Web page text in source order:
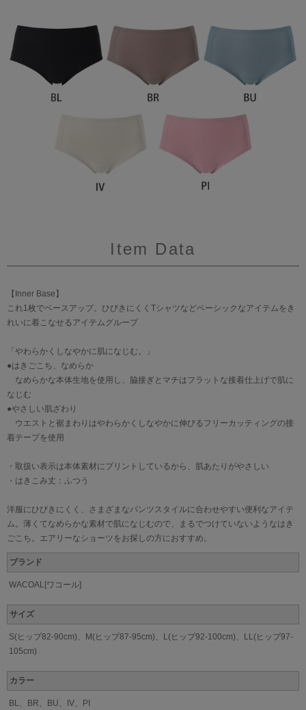
Item Data
【Inner Base】
これ1枚でベースアップ。ひびきにくくTシャツなどベーシックなアイテムをき
れいに着こなせるアイテムグループ
「やわらかくしなやかに肌になじむ。」
●はきごこち、なめらか
なめらかな本体生地を使用し、脇接ぎとマチはフラットな接着仕上げで肌に
なじむ
●やさしい肌ざわり
ウエストと裾まわりはやわらかくしなやかに伸びるフリーカッティングの接
着テープを使用
・取扱い表示は本体素材にプリントしているから、肌あたりがやさしい
・はきこみ丈：ふつう
洋服にひびきにくく、さまざまなパンツスタイルに合わせやすい便利なアイテ
ム。薄くてなめらかな素材で肌になじむので、まるでつけていないようなはき
ごこち。エアリーなショーツをお探しの方におすすめ。
ブランド
WACOAL[ワコール]
サイズ
S(ヒップ82-90cm)、M(ヒップ87-95cm)、L(ヒップ92-100cm)、LL(ヒップ97-
105cm)
カラー
BL、BR、BU、IV、PI